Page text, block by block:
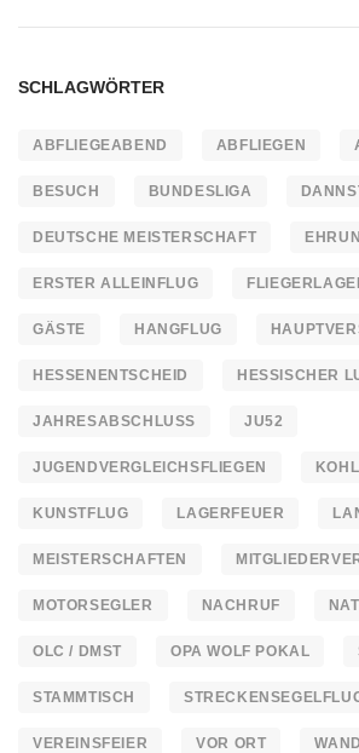
SCHLAGWÖRTER
ABFLIEGEABEND ABFLIEGEN
BESUCH BUNDESLIGA
DEUTSCHE MEISTERSCHAFT
ERSTER ALLEINFLUG
GÄSTE HANGFLUG
HESSENENTSCHEID HESSISCHER
JAHRESABSCHLUSS JU52
JUGENDVERGLEICHSFLIEGEN
KUNSTFLUG LAGERFEUER
MEISTERSCHAFTEN
MOTORSEGLER NACHRUF
OLC / DMST OPA WOLF POKAL
STAMMTISCH
VEREINSFEIER VOR ORT